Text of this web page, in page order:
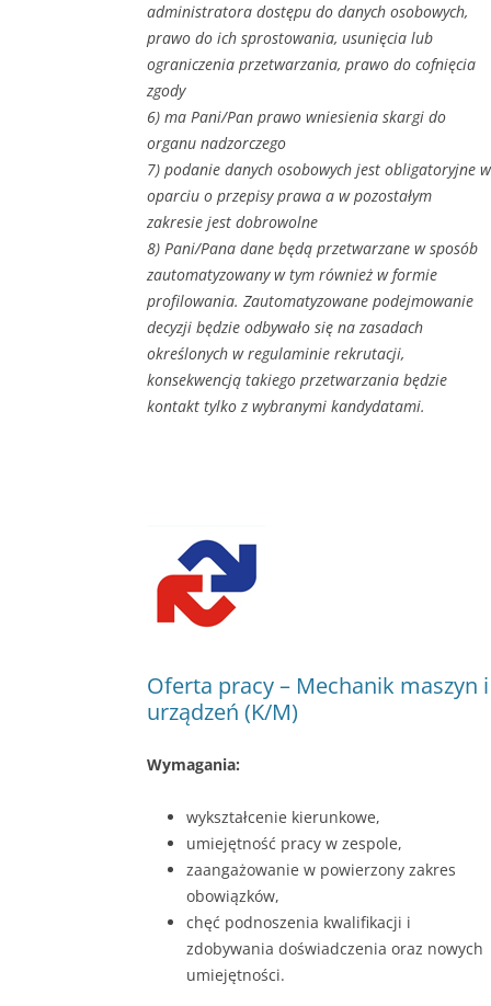
administratora dostępu do danych osobowych,
prawo do ich sprostowania, usunięcia lub
ograniczenia przetwarzania, prawo do cofnięcia
zgody
6) ma Pani/Pan prawo wniesienia skargi do
organu nadzorczego
7) podanie danych osobowych jest obligatoryjne w
oparciu o przepisy prawa a w pozostałym
zakresie jest dobrowolne
8) Pani/Pana dane będą przetwarzane w sposób
zautomatyzowany w tym również w formie
profilowania. Zautomatyzowane podejmowanie
decyzji będzie odbywało się na zasadach
określonych w regulaminie rekrutacji,
konsekwencją takiego przetwarzania będzie
kontakt tylko z wybranymi kandydatami.
Oferta pracy – Mechanik maszyn i
urządzeń (K/M)
Wymagania:
wykształcenie kierunkowe,
umiejętność pracy w zespole,
zaangażowanie w powierzony zakres
obowiązków,
chęć podnoszenia kwalifikacji i
zdobywania doświadczenia oraz nowych
umiejętności.